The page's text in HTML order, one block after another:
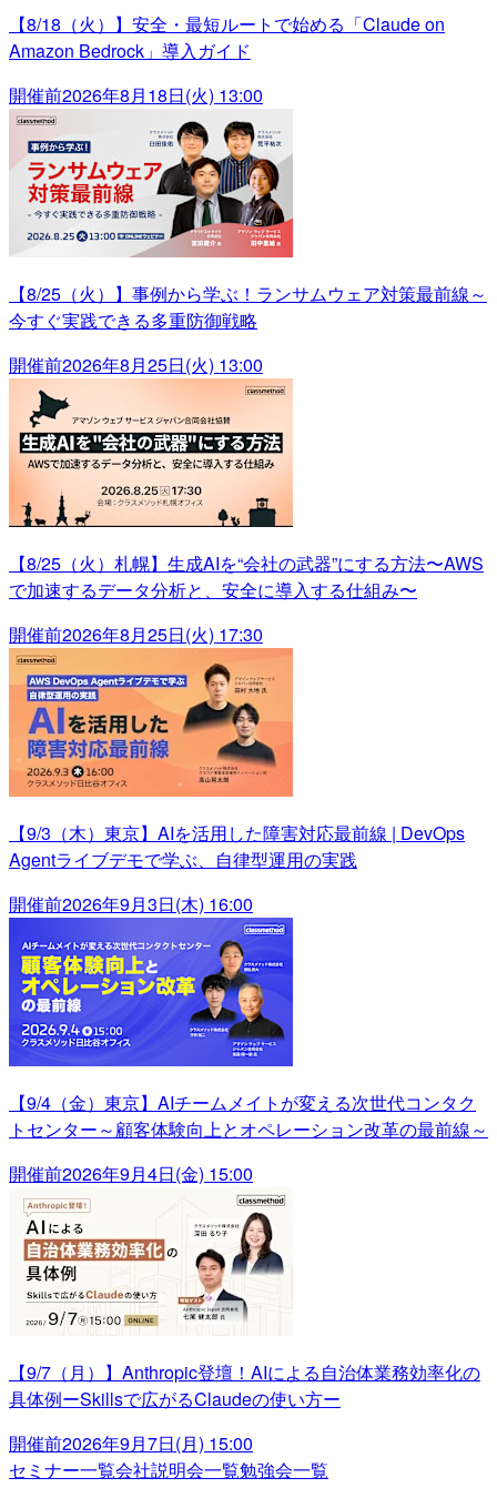
【8/18（火）】安全・最短ルートで始める「Claude on
Amazon Bedrock」導入ガイド
開催前2026年8月18日(火) 13:00
【8/25（火）】事例から学ぶ！ランサムウェア対策最前線～
今すぐ実践できる多重防御戦略
開催前2026年8月25日(火) 13:00
【8/25（火）札幌】生成AIを“会社の武器”にする方法〜AWS
で加速するデータ分析と、安全に導入する仕組み〜
開催前2026年8月25日(火) 17:30
【9/3（木）東京】AIを活用した障害対応最前線 | DevOps
Agentライブデモで学ぶ、自律型運用の実践
開催前2026年9月3日(木) 16:00
【9/4（金）東京】AIチームメイトが変える次世代コンタク
トセンター～顧客体験向上とオペレーション改革の最前線～
開催前2026年9月4日(金) 15:00
【9/7（月）】Anthropic登壇！AIによる自治体業務効率化の
具体例ーSkillsで広がるClaudeの使い方ー
開催前2026年9月7日(月) 15:00
セミナー一覧会社説明会一覧勉強会一覧